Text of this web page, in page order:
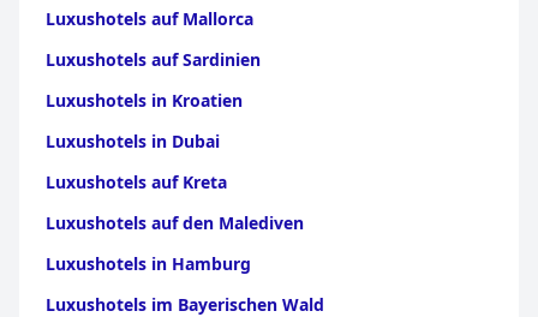
Luxushotels auf Mallorca
Luxushotels auf Sardinien
Luxushotels in Kroatien
Luxushotels in Dubai
Luxushotels auf Kreta
Luxushotels auf den Malediven
Luxushotels in Hamburg
Luxushotels im Bayerischen Wald